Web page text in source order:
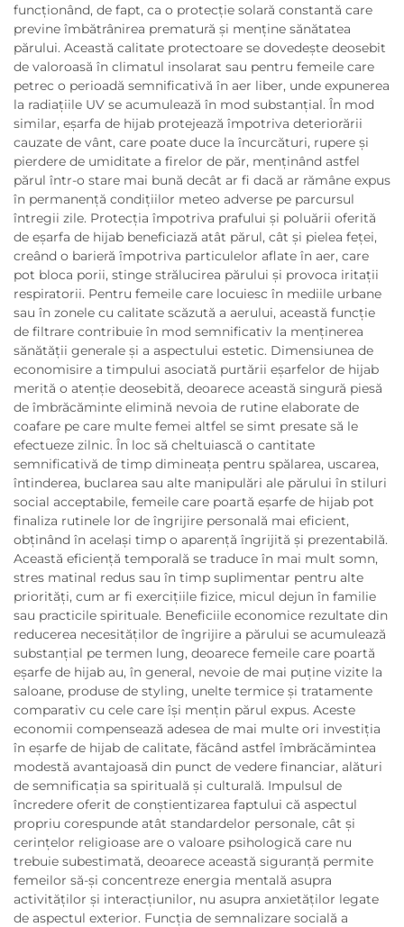
funcționând, de fapt, ca o protecție solară constantă care
previne îmbătrânirea prematură și menține sănătatea
părului. Această calitate protectoare se dovedește deosebit
de valoroasă în climatul insolarat sau pentru femeile care
petrec o perioadă semnificativă în aer liber, unde expunerea
la radiațiile UV se acumulează în mod substanțial. În mod
similar, eşarfa de hijab protejează împotriva deteriorării
cauzate de vânt, care poate duce la încurcături, rupere și
pierdere de umiditate a firelor de păr, menținând astfel
părul într-o stare mai bună decât ar fi dacă ar rămâne expus
în permanență condițiilor meteo adverse pe parcursul
întregii zile. Protecția împotriva prafului și poluării oferită
de eşarfa de hijab beneficiază atât părul, cât și pielea feței,
creând o barieră împotriva particulelor aflate în aer, care
pot bloca porii, stinge strălucirea părului și provoca iritații
respiratorii. Pentru femeile care locuiesc în mediile urbane
sau în zonele cu calitate scăzută a aerului, această funcție
de filtrare contribuie în mod semnificativ la menținerea
sănătății generale și a aspectului estetic. Dimensiunea de
economisire a timpului asociată purtării eşarfelor de hijab
merită o atenție deosebită, deoarece această singură piesă
de îmbrăcăminte elimină nevoia de rutine elaborate de
coafare pe care multe femei altfel se simt presate să le
efectueze zilnic. În loc să cheltuiască o cantitate
semnificativă de timp dimineața pentru spălarea, uscarea,
întinderea, buclarea sau alte manipulări ale părului în stiluri
social acceptabile, femeile care poartă eşarfe de hijab pot
finaliza rutinele lor de îngrijire personală mai eficient,
obținând în același timp o aparență îngrijită și prezentabilă.
Această eficiență temporală se traduce în mai mult somn,
stres matinal redus sau în timp suplimentar pentru alte
priorități, cum ar fi exercițiile fizice, micul dejun în familie
sau practicile spirituale. Beneficiile economice rezultate din
reducerea necesităților de îngrijire a părului se acumulează
substanțial pe termen lung, deoarece femeile care poartă
eşarfe de hijab au, în general, nevoie de mai puține vizite la
saloane, produse de styling, unelte termice și tratamente
comparativ cu cele care își mențin părul expus. Aceste
economii compensează adesea de mai multe ori investiția
în eşarfe de hijab de calitate, făcând astfel îmbrăcămintea
modestă avantajoasă din punct de vedere financiar, alături
de semnificația sa spirituală și culturală. Impulsul de
încredere oferit de conștientizarea faptului că aspectul
propriu corespunde atât standardelor personale, cât și
cerințelor religioase are o valoare psihologică care nu
trebuie subestimată, deoarece această siguranță permite
femeilor să-și concentreze energia mentală asupra
activităților și interacțiunilor, nu asupra anxietăților legate
de aspectul exterior. Funcția de semnalizare socială a